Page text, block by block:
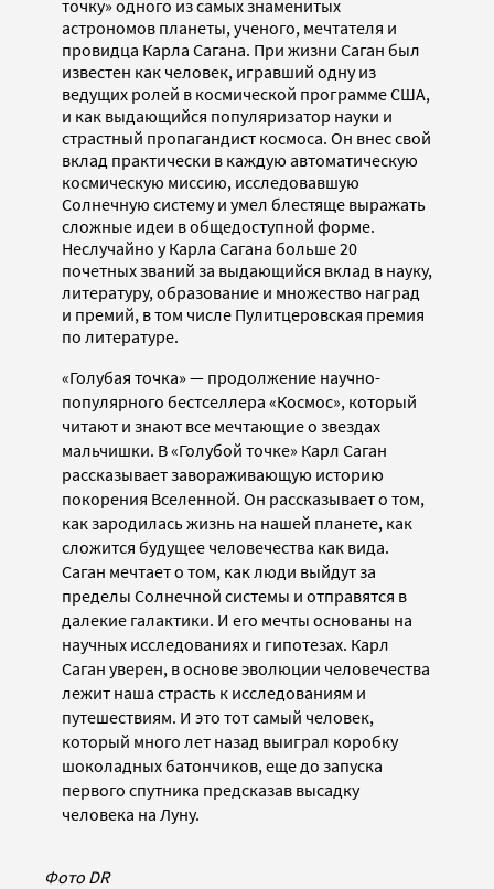
точку» одного из самых знаменитых
астрономов планеты, ученого, мечтателя и
провидца Карла Сагана. При жизни Саган был
известен как человек, игравший одну из
ведущих ролей в космической программе США,
и как выдающийся популяризатор науки и
страстный пропагандист космоса. Он внес свой
вклад практически в каждую автоматическую
космическую миссию, исследовавшую
Солнечную систему и умел блестяще выражать
сложные идеи в общедоступной форме.
Неслучайно у Карла Сагана больше 20
почетных званий за выдающийся вклад в науку,
литературу, образование и множество наград
и премий, в том числе Пулитцеровская премия
по литературе.
«Голубая точка» — продолжение научно-
популярного бестселлера «Космос», который
читают и знают все мечтающие о звездах
мальчишки. В «Голубой точке» Карл Саган
рассказывает завораживающую историю
покорения Вселенной. Он рассказывает о том,
как зародилась жизнь на нашей планете, как
сложится будущее человечества как вида.
Саган мечтает о том, как люди выйдут за
пределы Солнечной системы и отправятся в
далекие галактики. И его мечты основаны на
научных исследованиях и гипотезах. Карл
Саган уверен, в основе эволюции человечества
лежит наша страсть к исследованиям и
путешествиям. И это тот самый человек,
который много лет назад выиграл коробку
шоколадных батончиков, еще до запуска
первого спутника предсказав высадку
человека на Луну.
Фото DR